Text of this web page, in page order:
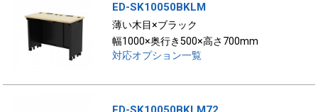
ED-SK10050BKLM
薄い木目×ブラック
幅1000×奥行き500×高さ700mm
対応オプション一覧